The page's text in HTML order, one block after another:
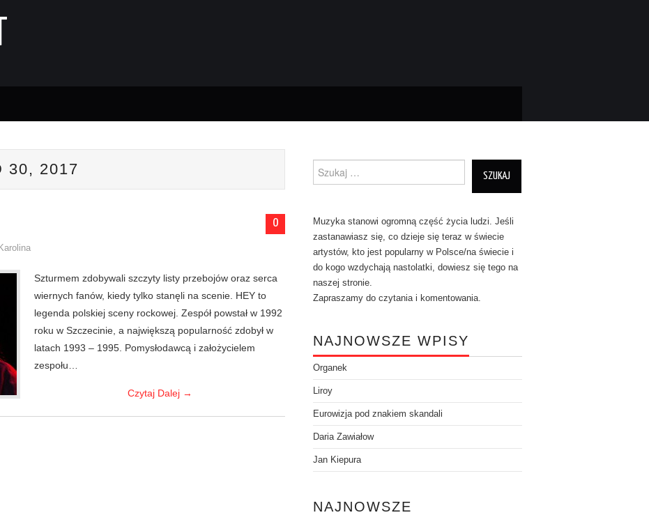
30, 2017
0
Karolina
Szturmem zdobywali szczyty listy przebojów oraz serca
wiernych fanów, kiedy tylko stanęli na scenie. HEY to
legenda polskiej sceny rockowej. Zespół powstał w 1992
roku w Szczecinie, a największą popularność zdobył w
latach 1993 – 1995. Pomysłodawcą i założycielem
zespołu…
Czytaj Dalej →
Szukanie dla:
Muzyka stanowi ogromną część życia ludzi. Jeśli
zastanawiasz się, co dzieje się teraz w świecie
artystów, kto jest popularny w Polsce/na świecie i
do kogo wzdychają nastolatki, dowiesz się tego na
naszej stronie.
Zapraszamy do czytania i komentowania.
NAJNOWSZE WPISY
Organek
Liroy
Eurowizja pod znakiem skandali
Daria Zawiałow
Jan Kiepura
NAJNOWSZE